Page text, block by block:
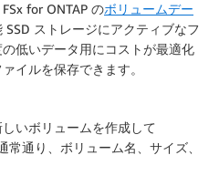
for ONTAP のボリュームデー
SSD ストレージにアクティブなフ
低いデータ用にコストが最適化
イルを保存できます。
いボリュームを作成して
通り、ボリューム名、サイズ、